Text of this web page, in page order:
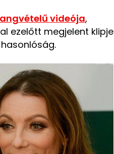
videója,
ezelőtt megjelent klipje